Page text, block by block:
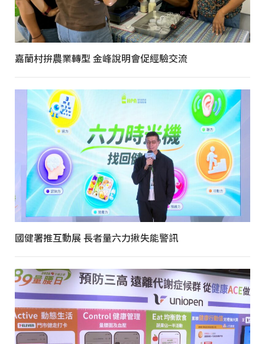
嘉蘭村拚農業轉型 金峰說明會促經驗交流
國健署推互動展 長者量六力揪失能警訊